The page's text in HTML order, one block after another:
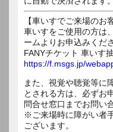
【車いすでご来場のお
車いすをご使用の方は
ームよりお申込みくだ
FANYチケット 車いす
https://f.msgs.jp/
また、視覚や聴覚等に
とされる方は、必ずお
問合せ窓口までお問い
※ご来場時に障がい者
ございます。